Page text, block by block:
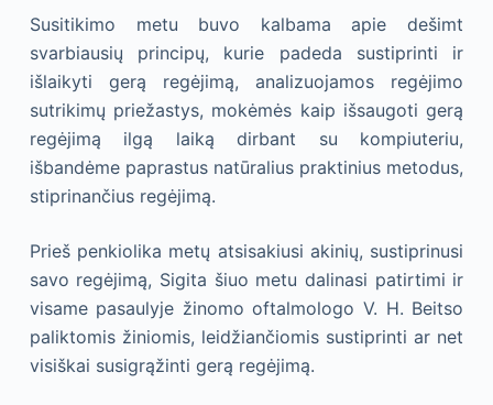
Susitikimo metu buvo kalbama apie dešimt
svarbiausių principų, kurie padeda sustiprinti ir
išlaikyti gerą regėjimą, analizuojamos regėjimo
sutrikimų priežastys, mokėmės kaip išsaugoti gerą
regėjimą ilgą laiką dirbant su kompiuteriu,
išbandėme paprastus natūralius praktinius metodus,
stiprinančius regėjimą.
Prieš penkiolika metų atsisakiusi akinių, sustiprinusi
savo regėjimą, Sigita šiuo metu dalinasi patirtimi ir
visame pasaulyje žinomo oftalmologo V. H. Beitso
paliktomis žiniomis, leidžiančiomis sustiprinti ar net
visiškai susigrąžinti gerą regėjimą.